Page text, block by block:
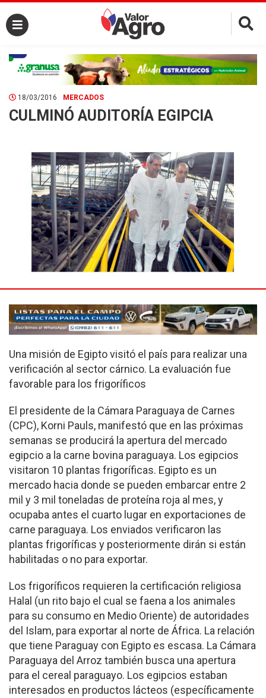
×
18/03/2016 MERCADOS
CULMINÓ AUDITORÍA EGIPCIA
Una misión de Egipto visitó el país para realizar una
veri­ficación al sector cárnico. La evaluación fue
favorable para los frigoríficos
El presidente de la Cámara Paraguaya de Carnes
(CPC), Korni Pauls, manifestó que en las próximas
semanas se producirá la apertura del mercado
egipcio a la carne bovina paraguaya. Los egipcios
visitaron 10 plantas frigo­ríficas. Egipto es un
mercado hacia donde se pueden embarcar entre 2
mil y 3 mil toneladas de proteína roja al mes, y
ocupaba antes el cuarto lugar en exportaciones de
carne paraguaya. Los enviados verifica­ron las
plantas frigoríficas y posteriormente dirán si están
habilitadas o no para exportar.
Los frigoríficos requieren la certificación religiosa
Halal (un rito bajo el cual se faena a los animales
para su consumo en Medio Oriente) de autoridades
del Islam, para exportar al norte de África. La relación
que tiene Para­guay con Egipto es escasa. La Cámara
Paraguaya del Arroz también busca una apertura
para el cereal paraguayo. Los egipcios estaban
intere­sados en productos lácteos (específicamente